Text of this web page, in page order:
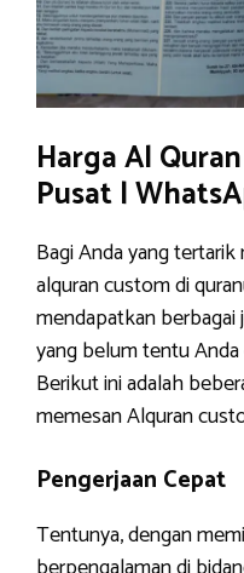
Harga Al
Pusat |
Bagi Anda yang
alquran custom di
mendapatkan
yang belum tentu
Berikut ini adalah
memesan Alquran
Pengerjaan Cepat
Tentunya, dengan